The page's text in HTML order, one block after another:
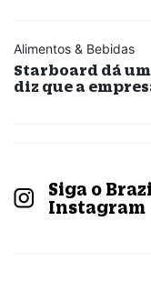
Alimentos & Bebidas
Starboard dá
diz que a
Siga o
Instagram